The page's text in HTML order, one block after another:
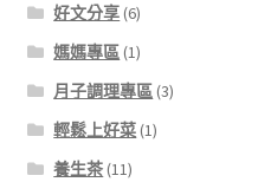
好文分享 (6)
媽媽專區 (1)
月子調理專區 (3)
輕鬆上好菜 (1)
養生茶 (11)